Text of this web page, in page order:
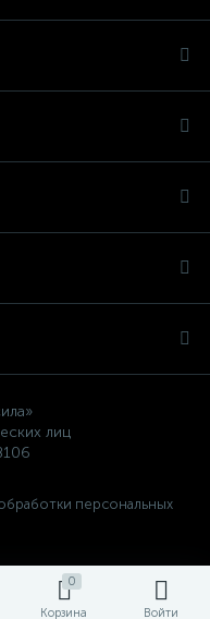
0
Корзина Войти
лиц
персональных